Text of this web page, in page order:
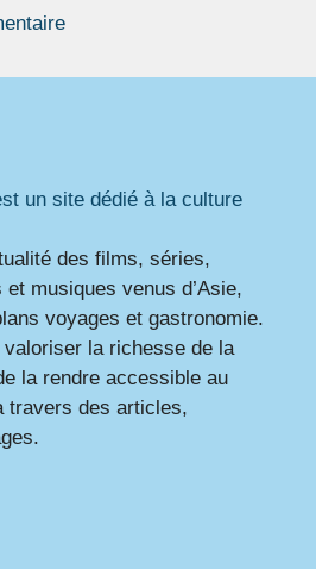
un site dédié à la culture
des films, séries,
musiques venus d’Asie,
voyages et gastronomie.
la richesse de la
la rendre accessible au
travers des articles,